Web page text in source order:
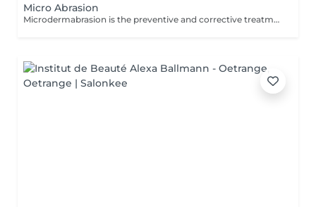
Micro Abrasion
Microdermabrasion is the preventive and corrective treatment par excellence. It stimulates cellular regeneration and the production of young cells. Using microcrystals sprayed on the skin or a diamond head, microdermabrasion removes all dead cells. From the first treatment, the skin is more radiant, softer and visibly exfoliated.